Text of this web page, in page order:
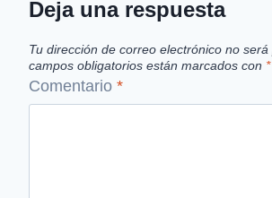
Deja una respuesta
Tu dirección de correo electrónico no será
campos obligatorios están marcados con *
Comentario *